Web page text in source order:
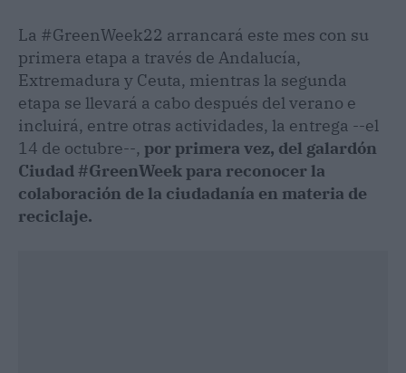
La #GreenWeek22 arrancará este mes con su
primera etapa a través de Andalucía,
Extremadura y Ceuta, mientras la segunda
etapa se llevará a cabo después del verano e
incluirá, entre otras actividades, la entrega --el
14 de octubre--, por primera vez, del galardón
Ciudad #GreenWeek para reconocer la
colaboración de la ciudadanía en materia de
reciclaje.